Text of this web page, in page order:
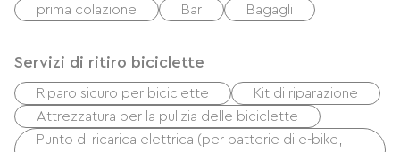
prima colazione
Bar Bagagli
Servizi di ritiro biciclette
Riparo sicuro per biciclette
Kit di riparazione
Attrezzatura per la pulizia delle biciclette
Punto di ricarica elettrica (per batterie di e-bike,